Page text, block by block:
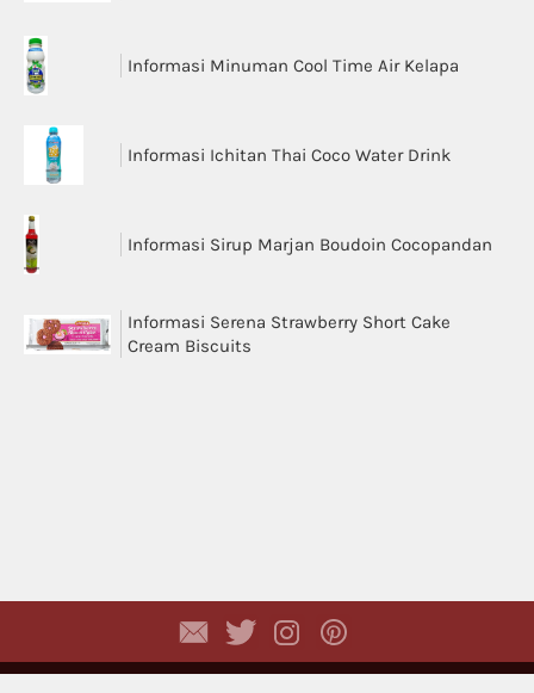
Informasi Minuman Cool Time Air Kelapa
Informasi Ichitan Thai Coco Water Drink
Informasi Sirup Marjan Boudoin Cocopandan
Informasi Serena Strawberry Short Cake
Cream Biscuits